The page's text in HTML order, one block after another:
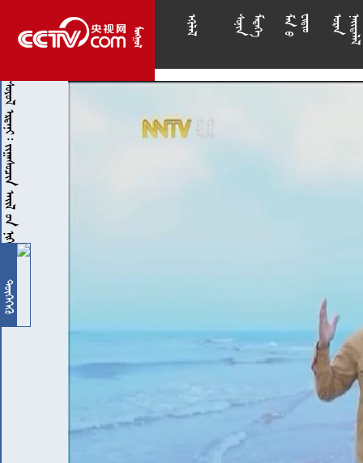
 








    











       